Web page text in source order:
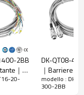
dell'emettitore e
2BB
｜
20-
DK-QT08-
｜Barriere
per macchine
modello : DK-
300-2BB